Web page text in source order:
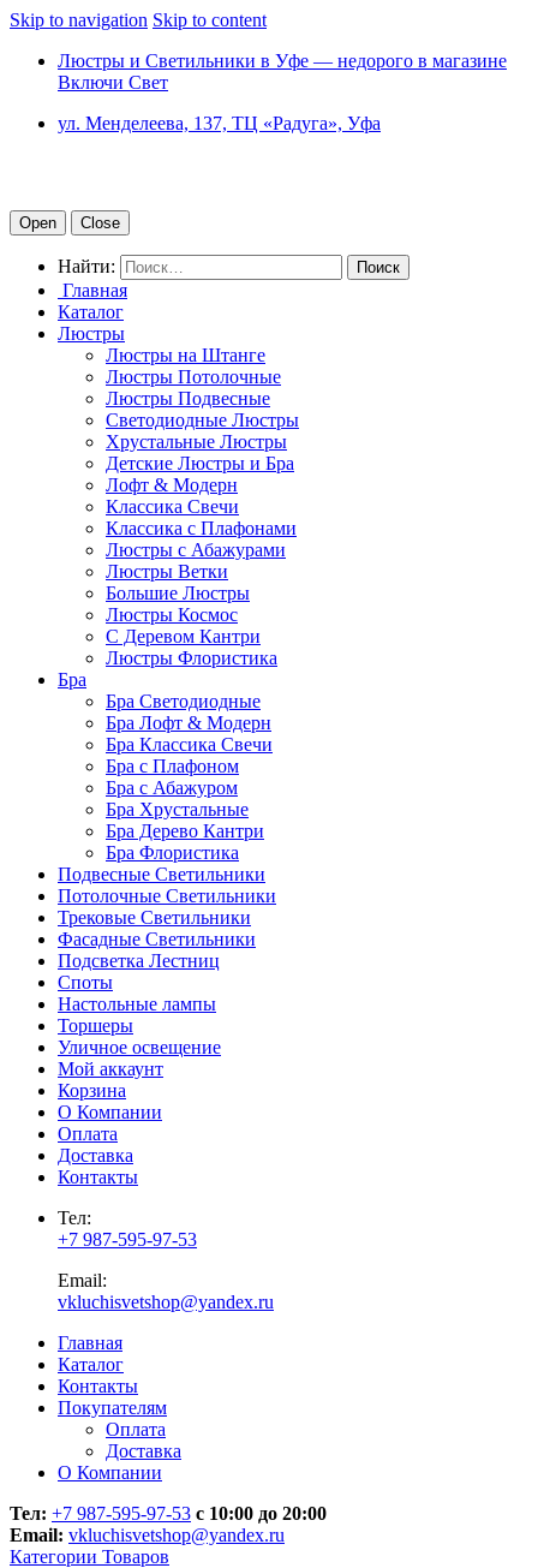
Skip to navigation Skip to content
Люстры и Светильники в Уфе — недорого в магазине
Включи Свет
ул. Менделеева, 137, ТЦ «Радуга», Уфа
Open Close
Найти:
Главная
Каталог
Люстры
Люстры на Штанге
Люстры Потолочные
Люстры Подвесные
Светодиодные Люстры
Хрустальные Люстры
Детские Люстры и Бра
Лофт & Модерн
Классика Свечи
Классика с Плафонами
Люстры с Абажурами
Люстры Ветки
Большие Люстры
Люстры Космос
С Деревом Кантри
Люстры Флористика
Бра
Бра Светодиодные
Бра Лофт & Модерн
Бра Классика Свечи
Бра с Плафоном
Бра с Абажуром
Бра Хрустальные
Бра Дерево Кантри
Бра Флористика
Подвесные Светильники
Потолочные Светильники
Трековые Светильники
Фасадные Светильники
Подсветка Лестниц
Споты
Настольные лампы
Торшеры
Уличное освещение
Мой аккаунт
Корзина
О Компании
Оплата
Доставка
Контакты
Тел:
+7 987-595-97-53
Email:
vkluchisvetshop@yandex.ru
Главная
Каталог
Контакты
Покупателям
Оплата
Доставка
О Компании
Тел: +7 987-595-97-53 с 10:00 до 20:00
Email: vkluchisvetshop@yandex.ru
Категории Товаров